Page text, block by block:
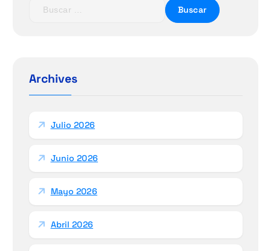
r
:Archives
Julio 2026
Junio 2026
Mayo 2026
Abril 2026